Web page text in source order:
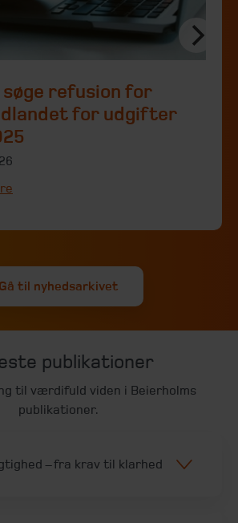
refusion for
for udgifter
Gå til nyhedsarkivet
publikationer
til værdifuld viden i Beierholms
publikationer.
– fra krav til klarhed